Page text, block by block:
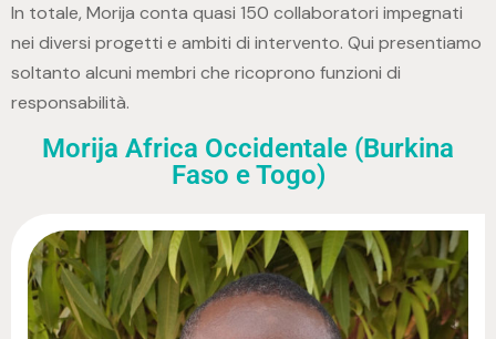
In totale, Morija conta quasi 150 collaboratori impegnati
nei diversi progetti e ambiti di intervento. Qui presentiamo
soltanto alcuni membri che ricoprono funzioni di
responsabilità.
Morija Africa Occidentale (Burkina
Faso e Togo)